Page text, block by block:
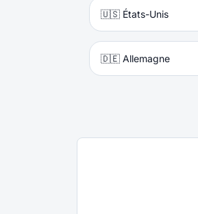
🇺🇸 États-Unis
🇩🇪 Allemagne